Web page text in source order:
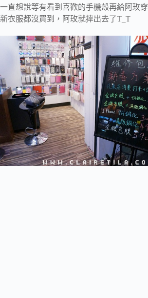
一直想說等有看到喜歡的手機殼再給阿玫穿
新衣服都沒買到，阿玫就摔出去了T_T